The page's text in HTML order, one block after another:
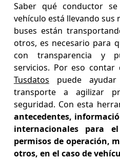
Saber qué conductor
vehículo está llevando sus
buses están
otros, es necesario para
con transparencia y
servicios. Por eso contar
Tusdatos puede
transporte a agilizar
seguridad. Con esta
antecedentes,
internacionales para
permisos de operación,
otros, en el caso de